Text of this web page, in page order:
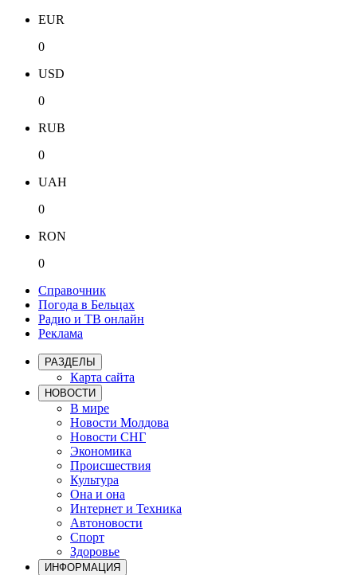
EUR
0
USD
0
RUB
0
UAH
0
RON
0
Справочник
Погода в Бельцах
Радио и ТВ онлайн
Реклама
РАЗДЕЛЫ
Карта сайта
НОВОСТИ
В мире
Новости Молдова
Новости СНГ
Экономика
Происшествия
Культура
Она и она
Интернет и Техника
Автоновости
Спорт
Здоровье
ИНФОРМАЦИЯ